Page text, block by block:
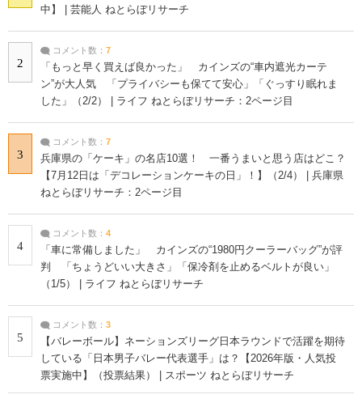
中】 | 芸能人 ねとらぼリサーチ
2
コメント数： 7
「もっと早く買えば良かった」 カインズの“車内遮光カーテ
ン”が大人気 「プライバシーも保てて安心」「ぐっすり眠れま
した」（2/2） | ライフ ねとらぼリサーチ：2ページ目
3
コメント数： 7
兵庫県の「ケーキ」の名店10選！ 一番うまいと思う店はどこ？
【7月12日は「デコレーションケーキの日」！】（2/4） | 兵庫県
ねとらぼリサーチ：2ページ目
4
コメント数： 4
「車に常備しました」 カインズの“1980円クーラーバッグ”が評
判 「ちょうどいい大きさ」「保冷剤を止めるベルトが良い」
（1/5） | ライフ ねとらぼリサーチ
5
コメント数： 3
【バレーボール】ネーションズリーグ日本ラウンドで活躍を期待
している「日本男子バレー代表選手」は？【2026年版・人気投
票実施中】（投票結果） | スポーツ ねとらぼリサーチ